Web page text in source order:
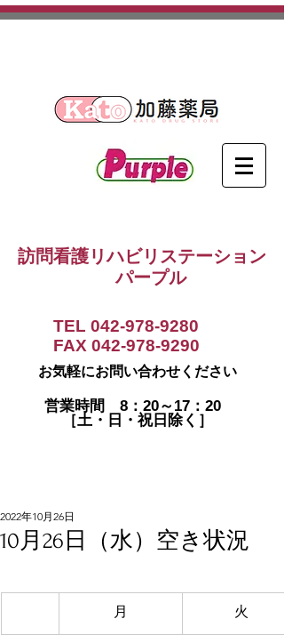
訪問看護リハビリステーション
パープル
TEL 042-978-9280
FAX 042-978-9290
お気軽にお問い合わせください
営業時間 8：20～17：20
［土・日・祝日除く］
10月26日（水）空き状況
2022年10月26日
月 火